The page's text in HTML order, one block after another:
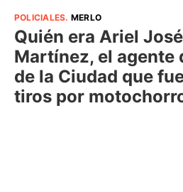
POLICIALES. MERLO
Quién era Ariel
Martínez, el agente
de la Ciudad que
tiros por